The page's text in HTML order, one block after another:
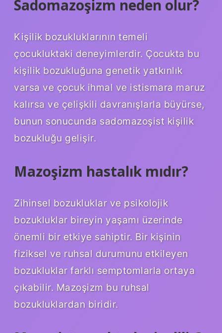
Sadomazoşizm neden olur?
Kişilik bozukluklarının temeli
çocukluktaki deneyimlerdir. Çocukta bu
kişilik bozukluğuna genetik yatkınlık
varsa ve çocuk ihmal ve istismara maruz
kalırsa ve çelişkili davranışlarla büyürse,
bunun sonucunda sadomazoşist kişilik
bozukluğu gelişir.
Mazoşizm hastalık mıdır?
Zihinsel bozukluklar ve psikolojik
bozukluklar bireyin yaşamı üzerinde
önemli bir etkiye sahiptir. Bir kişinin
fiziksel ve ruhsal durumunu etkileyen
bozukluklar farklı semptomlarla ortaya
çıkabilir. Mazoşizm bu ruhsal
bozukluklardan biridir.